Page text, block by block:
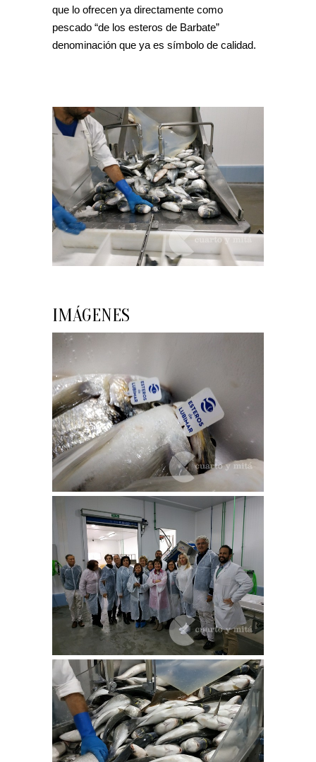
que lo ofrecen ya directamente como
pescado “de los esteros de Barbate”
denominación que ya es símbolo de calidad.
IMÁGENES